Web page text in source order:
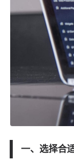
一、选择合